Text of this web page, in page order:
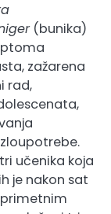
(bunika)
zažarena
rad,
učenika koja
je nakon sat